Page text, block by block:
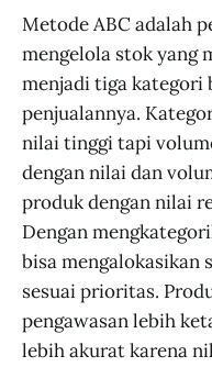
Metode ABC adalah
mengelola stok yang
menjadi tiga kategori
penjualannya.
nilai tinggi tapi
dengan nilai dan
produk dengan nilai
Dengan
bisa mengalokasikan
sesuai prioritas.
pengawasan lebih
lebih akurat karena